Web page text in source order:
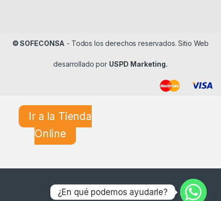
© SOFECONSA - Todos los derechos reservados. Sitio Web
desarrollado por USPD Marketing.
Ir a la Tienda
Online
¿En qué podemos ayudarle?